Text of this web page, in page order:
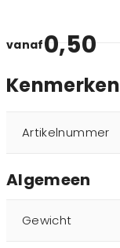
vanaf0,50
Kenmerken
Artikelnummer
Algemeen
Gewicht